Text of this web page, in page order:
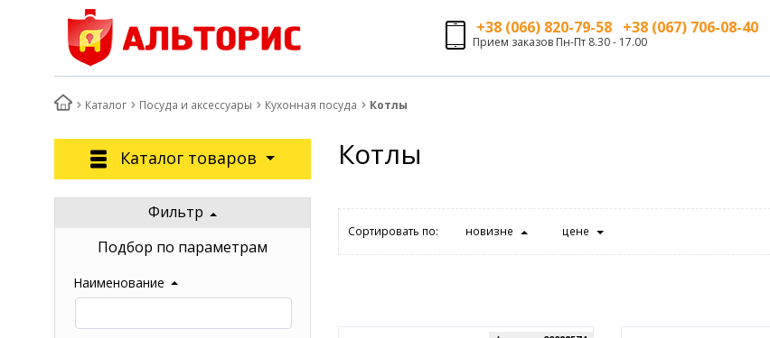
+38 (066) 820-79-58 +38 (067) 706-08-40
Прием заказов Пн-Пт 8.30 - 17.00
Каталог Посуда и аксессуары Кухонная посуда Котлы
Каталог товаров
Фильтр
Подбор по параметрам
Наименование
Котлы
Сортировать по: новизне цене